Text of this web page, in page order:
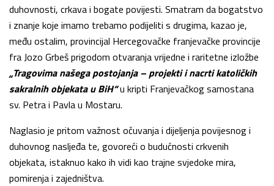
duhovnosti, crkava i bogate povijesti. Smatram da bogatstvo
i znanje koje imamo trebamo podijeliti s drugima, kazao je,
među ostalim, provincijal Hercegovačke franjevačke provincije
fra Jozo Grbeš prigodom otvaranja vrijedne i raritetne izložbe
„Tragovima našega postojanja – projekti i nacrti katoličkih
sakralnih objekata u BiH“u kripti Franjevačkog samostana
sv. Petra i Pavla u Mostaru.
Naglasio je pritom važnost očuvanja i dijeljenja povijesnog i
duhovnog nasljeđa te, govoreći o budućnosti crkvenih
objekata, istaknuo kako ih vidi kao trajne svjedoke mira,
pomirenja i zajedništva.